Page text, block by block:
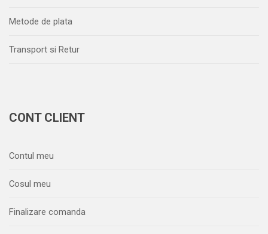
Metode de plata
Transport si Retur
CONT CLIENT
Contul meu
Cosul meu
Finalizare comanda